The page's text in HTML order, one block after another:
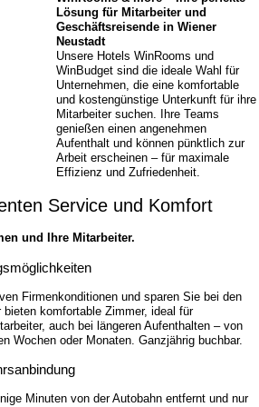
Lösung für Mitarbeiter und
Geschäftsreisende in Wiener
Neustadt
Unsere Hotels WinRooms und
WinBudget sind die ideale Wahl für
Unternehmen, die eine komfortable
und kostengünstige Unterkunft für ihre
Mitarbeiter suchen. Ihre Teams
genießen einen angenehmen
Aufenthalt und können pünktlich zur
Arbeit erscheinen – für maximale
Effizienz und Zufriedenheit.
Service und Komfort
und Ihre Mitarbeiter.
Firmenkonditionen und sparen Sie bei den
komfortable Zimmer, ideal für
auch bei längeren Aufenthalten – von
Wochen oder Monaten. Ganzjährig buchbar.
Minuten von der Autobahn entfernt und nur